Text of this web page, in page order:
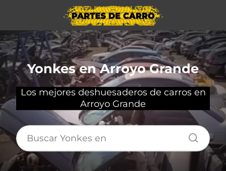
Yonkes en Arroyo Grande
Los mejores deshuesaderos de carros en
Arroyo Grande